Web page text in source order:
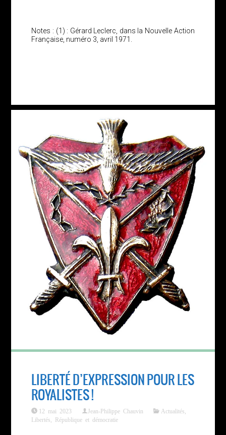
Notes : (1) : Gérard Leclerc, dans la Nouvelle Action
Française, numéro 3, avril 1971.
LIBERTÉ D’EXPRESSION POUR LES
ROYALISTES !
12 mai 2023 Jean-Philippe Chauvin Actualités
Libertés
République et démocratie